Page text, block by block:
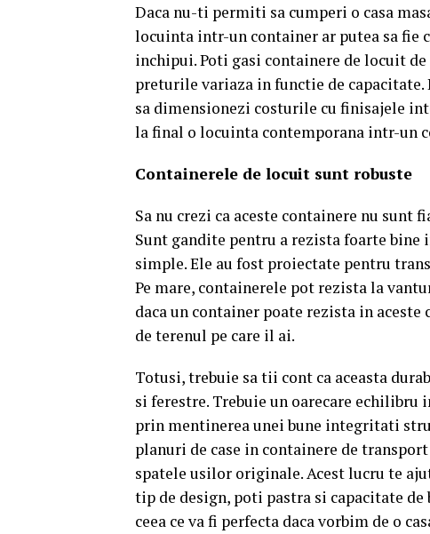
Daca nu-ti permiti sa cumperi o casa
locuinta intr-un container ar putea sa fie
inchipui. Poti gasi containere de locuit
preturile variaza in functie de capacitate.
sa dimensionezi costurile cu finisajele
la final o locuinta contemporana intr-un
Containerele de locuit sunt robuste
Sa nu crezi ca aceste containere nu sunt
Sunt gandite pentru a rezista foarte
simple. Ele au fost proiectate pentru
Pe mare, containerele pot rezista la
daca un container poate rezista in
de terenul pe care il ai.
Totusi, trebuie sa tii cont ca aceasta
si ferestre. Trebuie un oarecare echilibru
prin mentinerea unei bune integritati
planuri de case in containere de
spatele usilor originale. Acest lucru te
tip de design, poti pastra si capacitate
ceea ce va fi perfecta daca vorbim de o